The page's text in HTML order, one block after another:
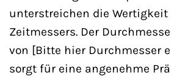
unterstreichen die Wertigkeit
Zeitmessers. Der
von [Bitte hier Durchmesser
sorgt für eine angenehme